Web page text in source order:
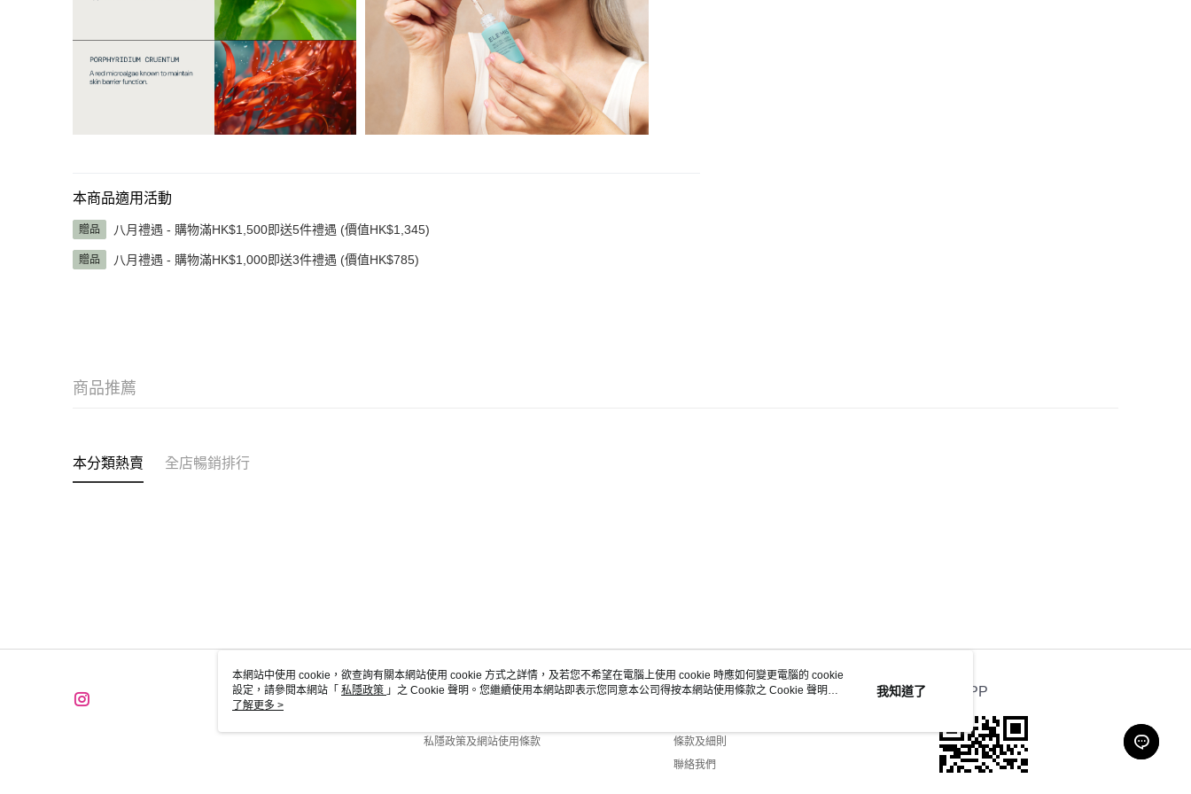
本商品適用活動
贈品 八月禮遇 - 購物滿HK$1,500即送5件禮遇 (價值HK$1,345)
贈品 八月禮遇 - 購物滿HK$1,000即送3件禮遇 (價值HK$785)
商品推薦
本分類熱賣 全店暢銷排行
關於我們
私隱政策及網站使用條款
客戶服務
條款及細則
聯絡我們
官方APP
本網站中使用 cookie，欲查詢有關本網站使用 cookie 方式之詳情，及若您不希望在電腦上使用 cookie 時應如何變更電腦的 cookie
設定，請參閱本網站「 私隱政策 」之 Cookie 聲明。您繼續使用本網站即表示您同意本公司得按本網站使用條款之 Cookie 聲明使
用 cookie。
了解更多 >
我知道了